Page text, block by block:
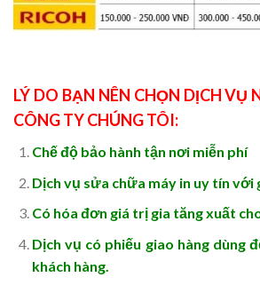
LÝ DO BẠN NÊN CHỌN DỊCH VỤ
CÔNG TY CHÚNG TÔI:
Chế độ bảo hành tận nơi miễn phí
Dịch vụ sửa chữa máy in uy tín với
Có hóa đơn giá trị gia tăng xuất
Dịch vụ có phiếu giao hàng dùng
khách hàng.